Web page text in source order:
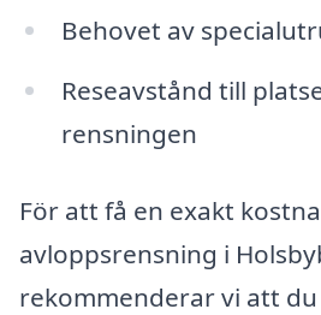
Behovet av
Reseavstånd till
rensningen
För att få en exakt
avloppsrensning i
rekommenderar vi att